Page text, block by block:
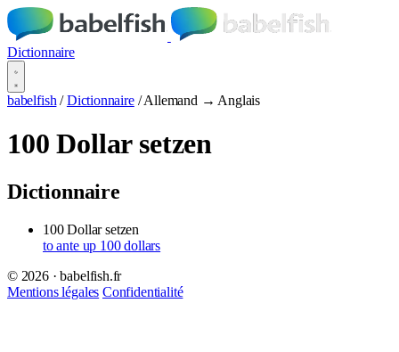
Dictionnaire
babelfish / Dictionnaire / Allemand → Anglais
100 Dollar setzen
Dictionnaire
100 Dollar setzen
to ante up 100 dollars
© 2026 · babelfish.fr
Mentions légales Confidentialité